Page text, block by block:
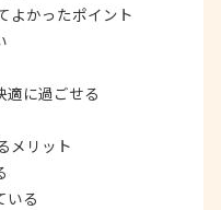
よかったポイント
適に過ごせる
メリット
いる